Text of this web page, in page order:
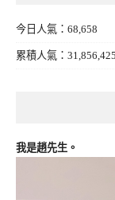
今日人氣：68,658
累積人氣：31,856,425
我是趙先生。